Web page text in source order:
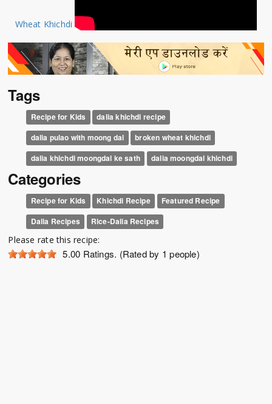
Wheat Khichdi
Tags
Recipe for Kids
dalia khichdi recipe
dalia pulao with moong dal
broken wheat khichdi
dalia khichdi moongdal ke sath
dalia moongdal khichdi
Categories
Recipe for Kids Khichdi Recipe
Featured Recipe
Dalia Recipes
Rice-Dalia Recipes
Please rate this recipe:
5.00 Ratings. (Rated by 1 people)